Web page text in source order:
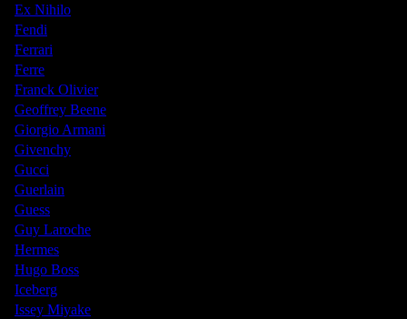
Ex Nihilo
Fendi
Ferrari
Ferre
Franck Olivier
Geoffrey Beene
Giorgio Armani
Givenchy
Gucci
Guerlain
Guess
Guy Laroche
Hermes
Hugo Boss
Iceberg
Issey Miyake